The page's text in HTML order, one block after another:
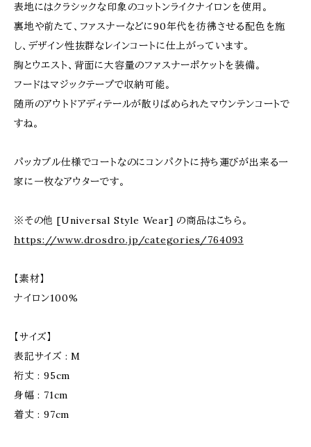
表地にはクラシックな印象のコットンライクナイロンを使用。
裏地や前たて、ファスナーなどに90年代を彷彿させる配色を施
し、デザイン性抜群なレインコートに仕上がっています。
胸とウエスト、背面に大容量のファスナーポケットを装備。
フードはマジックテープで収納可能。
随所のアウトドアディテールが散りばめられたマウンテンコートで
すね。
パッカブル仕様でコートなのにコンパクトに持ち運びが出来る一
家に一枚なアウターです。
※その他 [Universal Style Wear] の商品はこちら。
https://www.drosdro.jp/categories/764093
【素材】
ナイロン100%
【サイズ】
表記サイズ : M
裄丈 : 95cm
身幅 : 71cm
着丈 : 97cm